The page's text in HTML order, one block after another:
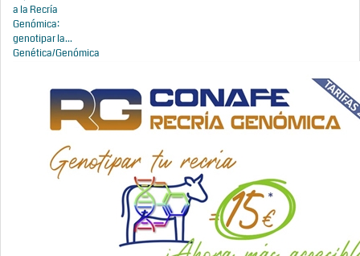
a la Recría
Genómica:
genotipar la...
Genética/Genómica